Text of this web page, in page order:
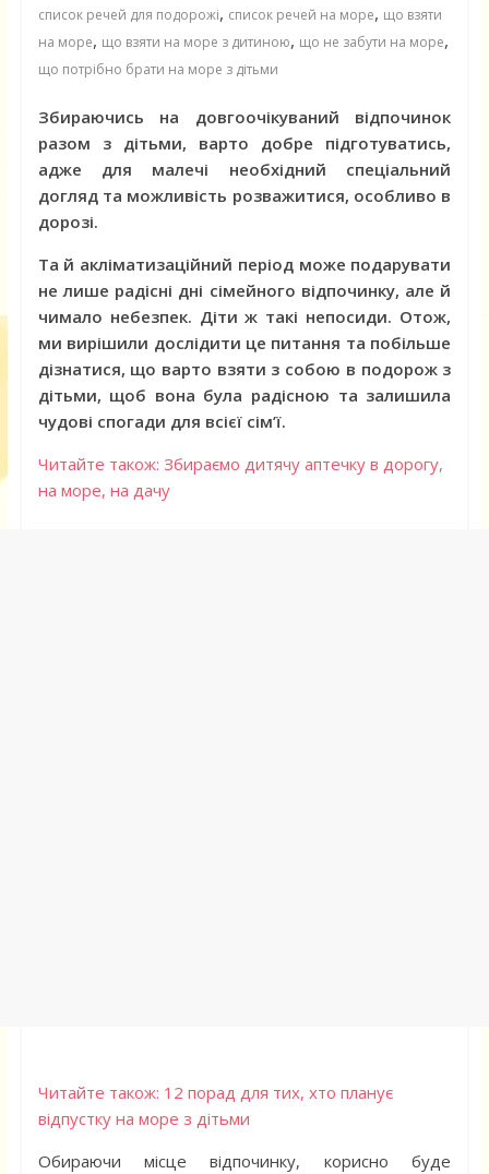
список речей для подорожі, список речей на море, що взяти
на море, що взяти на море з дитиною, що не забути на море,
що потрібно брати на море з дітьми
Збираючись на довгоочікуваний відпочинок
разом з дітьми, варто добре підготуватись,
адже для малечі необхідний спеціальний
догляд та можливість розважитися, особливо в
дорозі.
Та й акліматизаційний період може подарувати
не лише радісні дні сімейного відпочинку, але й
чимало небезпек. Діти ж такі непосиди. Отож,
ми вирішили дослідити це питання та побільше
дізнатися, що варто взяти з собою в подорож з
дітьми, щоб вона була радісною та залишила
чудові спогади для всієї сім’ї.
Читайте також: Збираємо дитячу аптечку в дорогу,
на море, на дачу
Читайте також: 12 порад для тих, хто планує
відпустку на море з дітьми
Обираючи місце відпочинку, корисно буде